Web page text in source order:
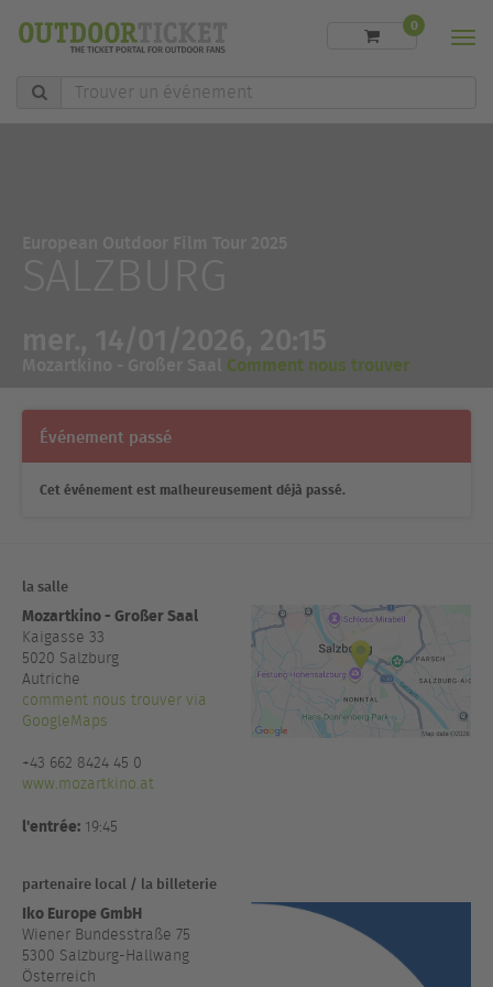
Trouver
0
Comment nous trouver
Événement passé
Cet événement est malheureusement déjà passé.
la salle
Mozartkino - Großer Saal
Kaigasse 33
5020 Salzburg
Autriche
comment nous trouver via
GoogleMaps
+43 662 8424 45 0
www.mozartkino.at
l'entrée: 19:45
partenaire local / la billeterie
Iko Europe GmbH
Wiener Bundesstraße 75
5300 Salzburg-Hallwang
Österreich